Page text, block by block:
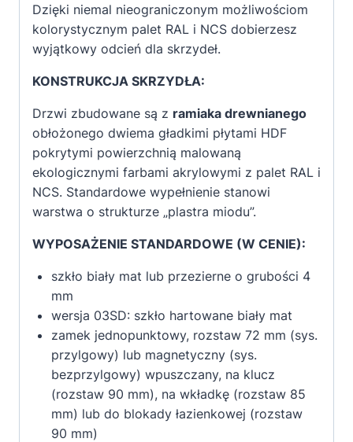
Dzięki niemal nieograniczonym możliwościom
kolorystycznym palet RAL i NCS dobierzesz
wyjątkowy odcień dla skrzydeł.
KONSTRUKCJA SKRZYDŁA:
Drzwi zbudowane są z ramiaka drewnianego
obłożonego dwiema gładkimi płytami HDF
pokrytymi powierzchnią malowaną
ekologicznymi farbami akrylowymi z palet RAL i
NCS. Standardowe wypełnienie stanowi
warstwa o strukturze „plastra miodu”.
WYPOSAŻENIE STANDARDOWE (W CENIE):
szkło biały mat lub przezierne o grubości 4
mm
wersja 03SD: szkło hartowane biały mat
zamek jednopunktowy, rozstaw 72 mm (sys.
przylgowy) lub magnetyczny (sys.
bezprzylgowy) wpuszczany, na klucz
(rozstaw 90 mm), na wkładkę (rozstaw 85
mm) lub do blokady łazienkowej (rozstaw
90 mm)